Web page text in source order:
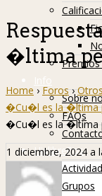
Info
Sobre
FAQs
Hislibreños
Actividad
Grupos
�ltima
Home › Foros ›
�Cu�l es la �ltima
�Cu�l es la �ltima
1 diciembre, 2024 a